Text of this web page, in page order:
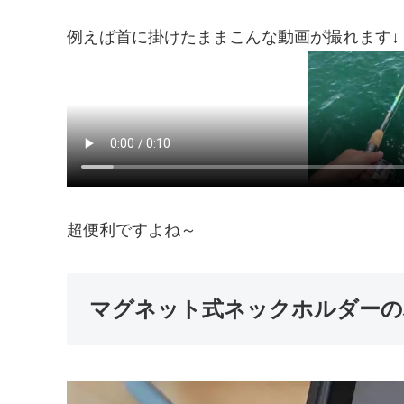
例えば首に掛けたままこんな動画が撮れます↓
超便利ですよね～
マグネット式ネックホルダー